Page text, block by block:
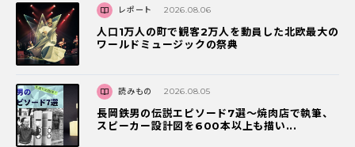
レポート 2026.08.06
人口1万人の町で観客2万人を動員した北欧最大の
ワールドミュージックの祭典
読みもの 2026.08.05
長岡鉄男の伝説エピソード7選〜焼肉店で執筆、
スピーカー設計図を600本以上も描い...